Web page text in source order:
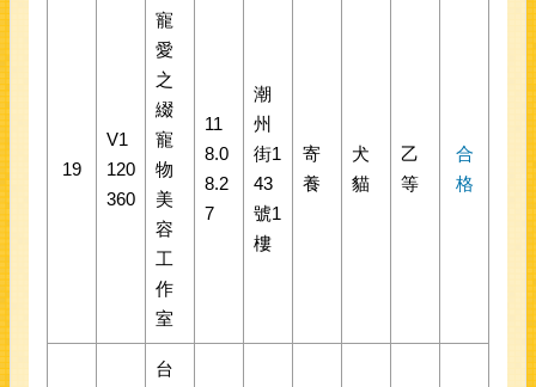
19
V1
120
360
寵
愛
之
綴
寵
物
美
容
工
作
室
11
8.0
8.2
7
潮
州
街1
43
號1
樓
寄
養
犬
貓
乙
等
合
格
台